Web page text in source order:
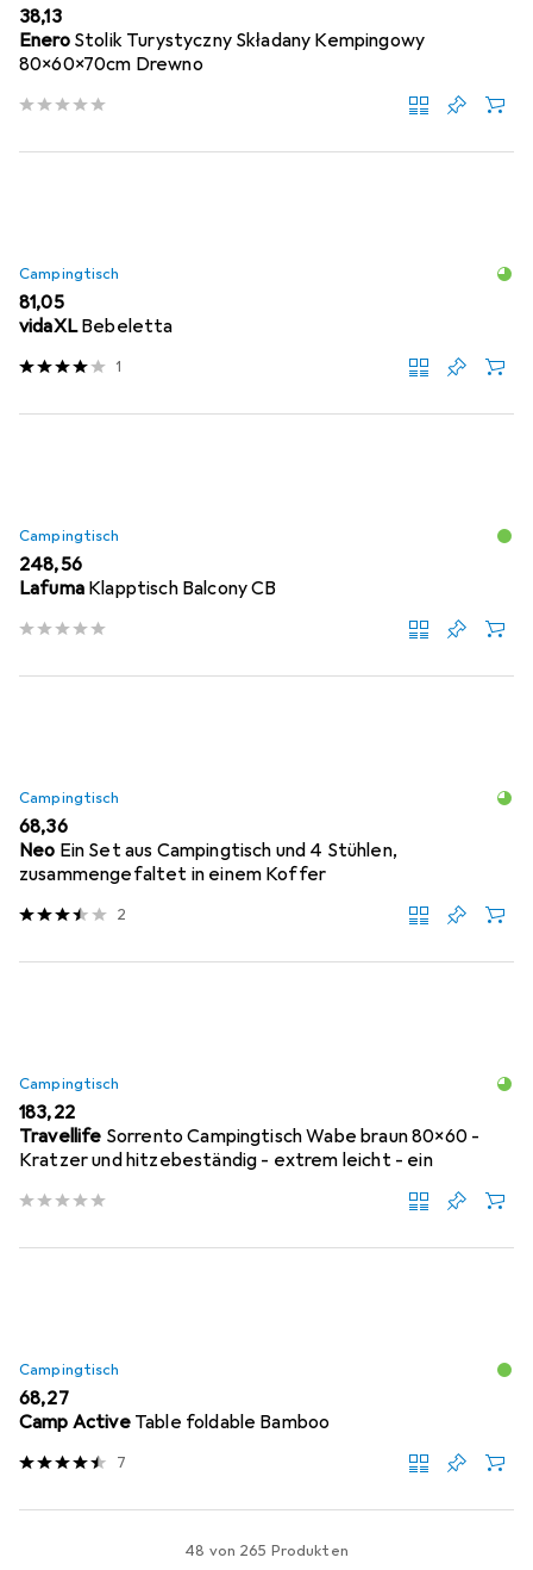
EUR
38,13
Enero Stolik Turystyczny Składany Kempingowy
80x60x70cm Drewno
Campingtisch
EUR
81,05
vidaXL Bebeletta
1
Campingtisch
EUR
248,56
Lafuma Klapptisch Balcony CB
Campingtisch
EUR
68,36
Neo Ein Set aus Campingtisch und 4 Stühlen,
zusammengefaltet in einem Koffer
2
Campingtisch
EUR
183,22
Travellife Sorrento Campingtisch Wabe braun 80x60 -
Kratzer und hitzebeständig - extrem leicht - ein
Campingtisch
EUR
68,27
Camp Active Table foldable Bamboo
7
48 von 265 Produkten